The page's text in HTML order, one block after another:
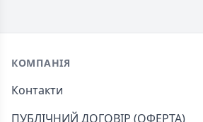
Footer
КОМПАНІЯ
Контакти
ПУБЛІЧНИЙ ДОГОВІР (ОФЕРТА)